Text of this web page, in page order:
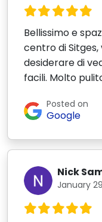
Bellissimo e
centro di
desiderare di
facili. Molto
Posted on
Google
Nick
January